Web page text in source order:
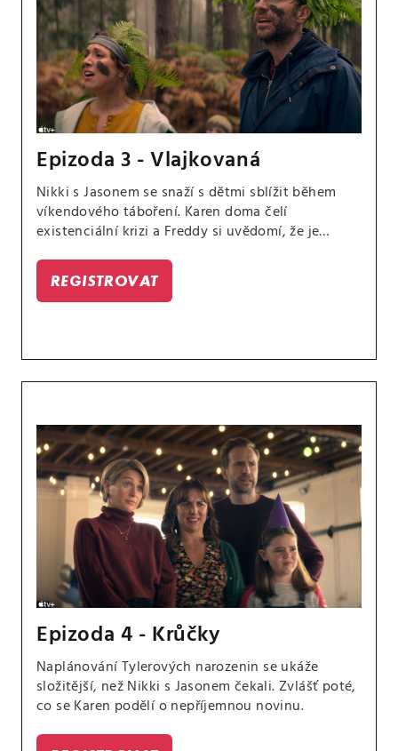
Epizoda 3 - Vlajkovaná
Nikki s Jasonem se snaží s dětmi sblížit během
víkendového táboření. Karen doma čelí
existenciální krizi a Freddy si uvědomí, že je
REGISTROVAT
Epizoda 4 - Krůčky
Naplánování Tylerových narozenin se ukáže
složitější, než Nikki s Jasonem čekali. Zvlášť poté,
co se Karen podělí o nepříjemnou novinu.